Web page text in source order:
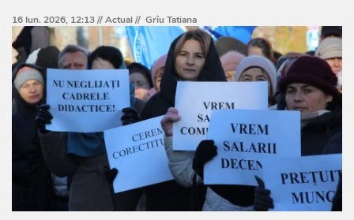
16 Iun. 2026, 12:13 //Actual// Grîu Tatiana